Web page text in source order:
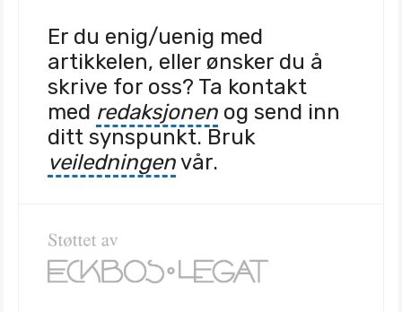
Er du enig/uenig med
artikkelen, eller ønsker du å
skrive for oss? Ta kontakt
med redaksjonen og send inn
ditt synspunkt. Bruk
veiledningenvår.